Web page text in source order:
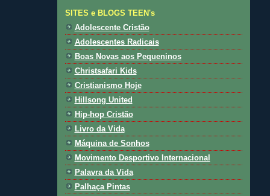
SITES e BLOGS TEEN's
Adolescente Cristão
Adolescentes Radicais
Boas Novas aos Pequeninos
Christsafari Kids
Cristianismo Hoje
Hillsong United
Hip-hop Cristão
Livro da Vida
Máquina de Sonhos
Movimento Desportivo Internacional
Palavra da Vida
Palhaça Pintas